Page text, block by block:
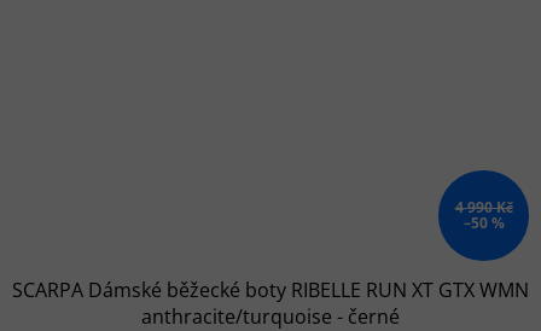
4 990 Kč
–50 %
SCARPA Dámské běžecké boty RIBELLE RUN XT GTX WMN
anthracite/turquoise - černé